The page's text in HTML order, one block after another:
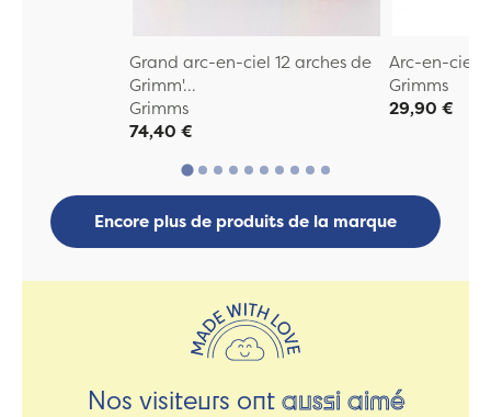
Grand arc-en-ciel 12 arches de
Grimm'...
Grimms
74,40 €
Arc-en-ciel
Grimms
29,90 €
Encore plus de produits de la marque
Nos visiteurs ontaussi aimé